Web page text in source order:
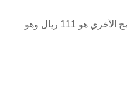
اما الربح الخطأ الذي تحسبه البرامج الآخري هو 111 ريال وهو